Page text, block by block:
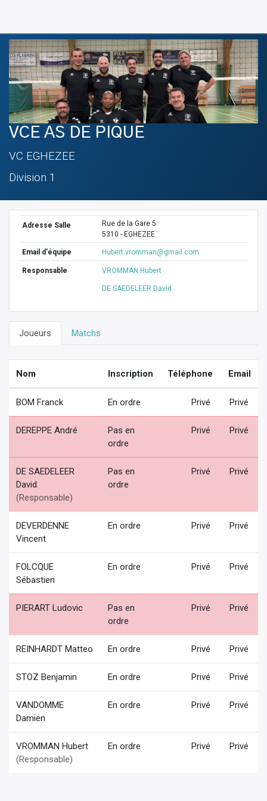
VCE AS DE PIQUE
VC EGHEZEE
Division 1
Adresse Salle
Rue de la Gare 5
5310 - EGHEZEE
Email d'équipe Hubert.vromman@gmail.com
Responsable VROMMAN Hubert
DE SAEDELEER David
Joueurs Matchs
Nom Inscription Téléphone Email
BOM Franck En ordre Privé Privé
DEREPPE André
Pas en
ordre
Privé Privé
DE SAEDELEER
David
(Responsable)
Pas en
ordre
Privé Privé
DEVERDENNE
Vincent
En ordre Privé Privé
FOLCQUE
Sébastien
En ordre Privé Privé
PIERART Ludovic
Pas en
ordre
Privé Privé
REINHARDT Matteo En ordre Privé Privé
STOZ Benjamin En ordre Privé Privé
VANDOMME
Damien
En ordre Privé Privé
VROMMAN Hubert
(Responsable)
En ordre Privé Privé